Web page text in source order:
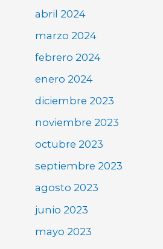
abril 2024
marzo 2024
febrero 2024
enero 2024
diciembre 2023
noviembre 2023
octubre 2023
septiembre 2023
agosto 2023
junio 2023
mayo 2023